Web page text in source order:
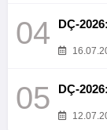
04 DÇ-
05 DÇ-